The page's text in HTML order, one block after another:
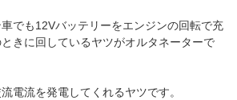
でも12Vバッテリーをエンジンの回転で充
きに回しているヤツがオルタネーターで
電流を発電してくれるヤツです。